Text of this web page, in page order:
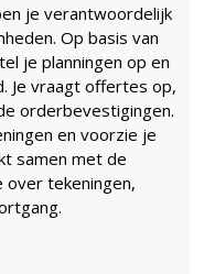
je verantwoordelijk
Op basis van
je planningen op en
Je vraagt offertes op,
orderbevestigingen.
en voorzie je
samen met de
tekeningen,